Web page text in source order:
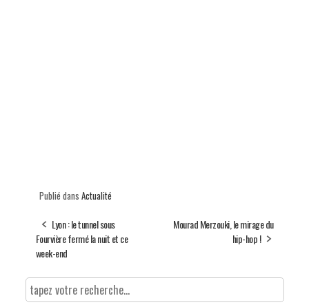
Publié dans Actualité
Lyon : le tunnel sous
Fourvière fermé la nuit et ce
week-end
Mourad Merzouki, le mirage du
hip-hop !